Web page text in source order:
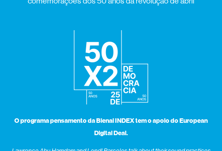
O programa pensamento da Bienal INDEX tem o apoio do European
Digital Deal.